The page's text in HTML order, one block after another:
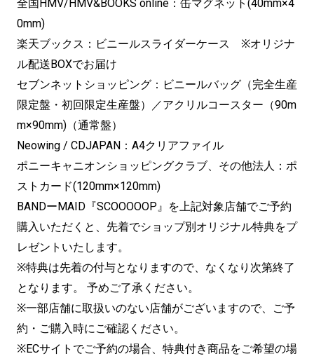
全国HMV/HMV&BOOKS online：缶マグネット(40mm×4
0mm)
楽天ブックス：ビニールスライダーケース ※オリジナ
ル配送BOXでお届け
セブンネットショッピング：ビニールバッグ（完全生産
限定盤・初回限定生産盤）／アクリルコースター（90m
m×90mm)（通常盤）
Neowing / CDJAPAN：A4クリアファイル
ポニーキャニオンショッピングクラブ、その他法人：ポ
ストカード(120mm×120mm)
BANDーMAID『SCOOOOOP』を上記対象店舗でご予約
購入いただくと、先着でショップ別オリジナル特典をプ
レゼントいたします。
※特典は先着の付与となりますので、なくなり次第終了
となります。 予めご了承ください。
※一部店舗に取扱いのない店舗がございますので、ご予
約・ご購入時にご確認ください。
※ECサイトでご予約の場合、特典付き商品をご希望の場